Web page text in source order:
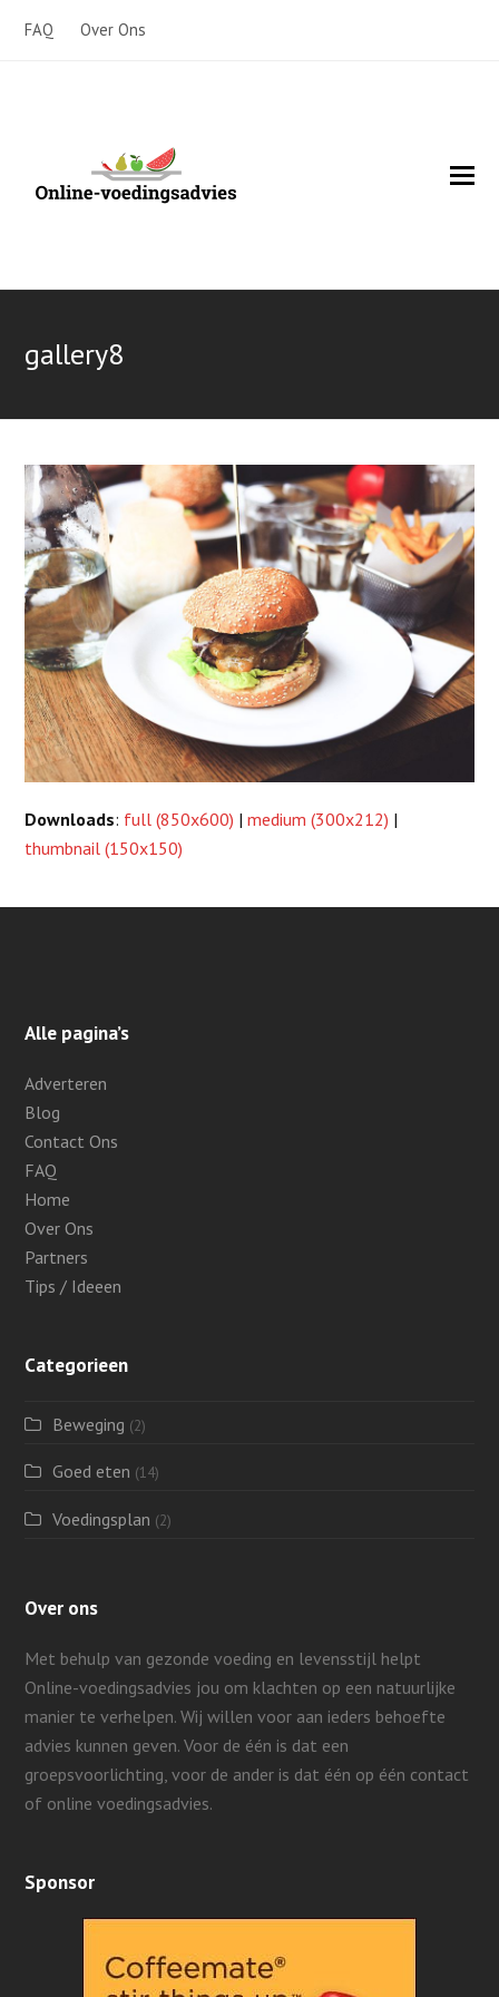
FAQ Over Ons
gallery8
Downloads: full (850x600) |medium (300x212) |
thumbnail (150x150)
Alle pagina’s
Adverteren
Blog
Contact Ons
FAQ
Home
Over Ons
Partners
Tips / Ideeen
Categorieen
Beweging (2)
Goed eten (14)
Voedingsplan (2)
Over ons
Met behulp van gezonde voeding en levensstijl helpt
Online-voedingsadvies jou om klachten op een natuurlijke
manier te verhelpen. Wij willen voor aan ieders behoefte
advies kunnen geven.Voor de één is dat een
groepsvoorlichting, voor de ander is dat één op één contact
of online voedingsadvies.
Sponsor